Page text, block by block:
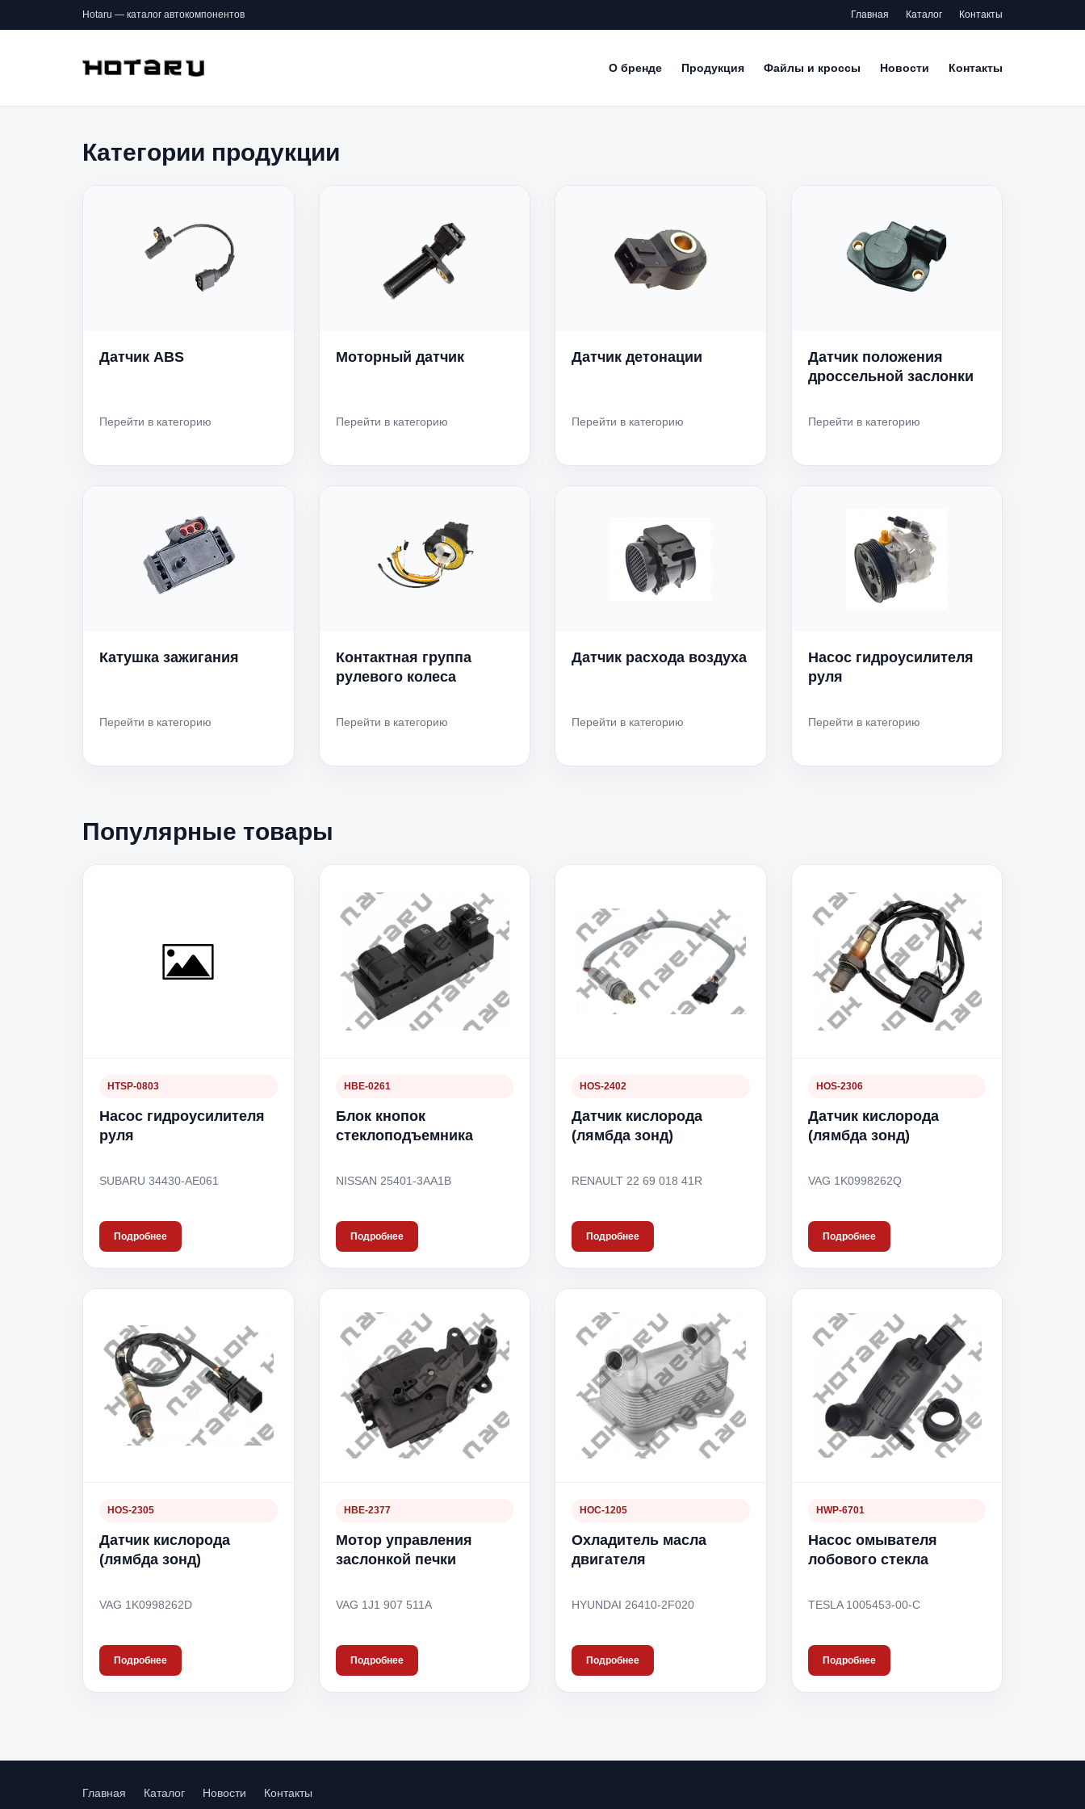
Hotaru — каталог автокомпонентов Главная Каталог Контакты
О бренде Продукция Файлы и кроссы Новости Контакты
Категории продукции
Датчик ABS
Перейти в категорию
Моторный датчик
Перейти в категорию
Датчик детонации
Перейти в категорию
Датчик положения
дроссельной заслонки
Перейти в категорию
Катушка зажигания
Перейти в категорию
Контактная группа
рулевого колеса
Перейти в категорию
Датчик расхода воздуха
Перейти в категорию
Насос гидроусилителя
руля
Перейти в категорию
Популярные товары
HTSP-0803
Насос гидроусилителя
руля
SUBARU 34430-AE061
Подробнее
HBE-0261
Блок кнопок
стеклоподъемника
NISSAN 25401-3AA1B
Подробнее
HOS-2402
Датчик кислорода
(лямбда зонд)
RENAULT 22 69 018 41R
Подробнее
HOS-2306
Датчик кислорода
(лямбда зонд)
VAG 1K0998262Q
Подробнее
HOS-2305
Датчик кислорода
(лямбда зонд)
VAG 1K0998262D
Подробнее
HBE-2377
Мотор управления
заслонкой печки
VAG 1J1 907 511A
Подробнее
HOC-1205
Охладитель масла
двигателя
HYUNDAI 26410-2F020
Подробнее
HWP-6701
Насос омывателя
лобового стекла
TESLA 1005453-00-C
Подробнее
Главная Каталог Новости Контакты